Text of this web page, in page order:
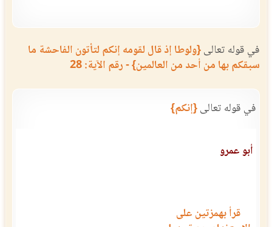
في قوله تعالى{ولوطا إذ قال لقومه إنكم لتأتون الفاحشة ما
سبقكم بها من أحد من العالمين} - رقم الآية: 28
في قوله تعالى{إنكم}
أبو عمرو
قرأ بهمزتين على